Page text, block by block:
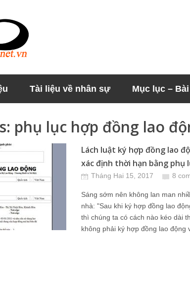
Tài liệu về nhân sự Mục lục –
phụ lục hợp đồng lao
Lách luật ký hợp đồng lao
xác định thời hạn bằng phụ
Tháng Hai 15, 2017 8
Sáng sớm nên không lan man
nhà: "Sau khi ký hợp đồng lao
thì chúng ta có cách nào kéo dài
không phải ký hợp đồng lao động